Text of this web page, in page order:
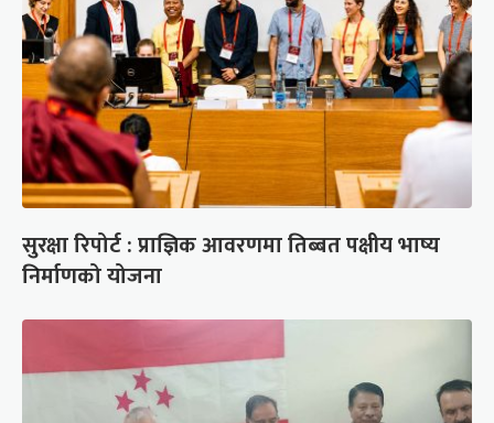
सुरक्षा रिपोर्ट : प्राज्ञिक आवरणमा तिब्बत पक्षीय भाष्य
निर्माणको योजना